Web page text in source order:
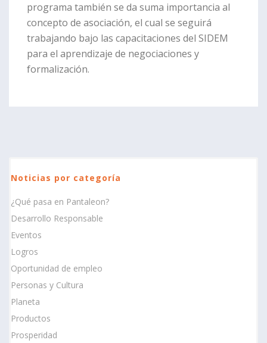
programa también se da suma importancia al
concepto de asociación, el cual se seguirá
trabajando bajo las capacitaciones del SIDEM
para el aprendizaje de negociaciones y
formalización.
Noticias por categoría
¿Qué pasa en Pantaleon?
Desarrollo Responsable
Eventos
Logros
Oportunidad de empleo
Personas y Cultura
Planeta
Productos
Prosperidad